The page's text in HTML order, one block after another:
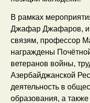
В рамках
Джафар Джафаров, и
связям, профессор
награждены
ветеранов войны,
Азербайджанской
деятельность в
образования, а